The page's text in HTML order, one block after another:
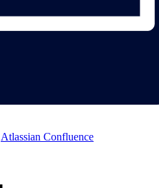
Atlassian Confluence